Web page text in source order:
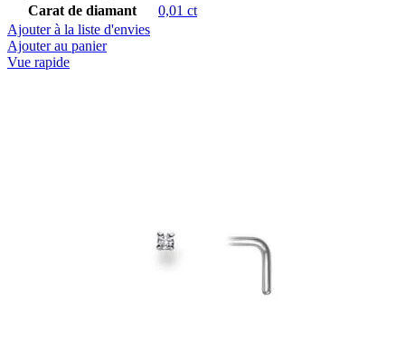
Carat de diamant
0,01 ct
Ajouter à la liste d'envies
Ajouter au panier
Vue rapide